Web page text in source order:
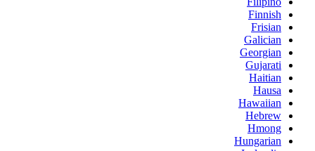
Finnish
Frisian
Galician
Georgian
Gujarati
Haitian
Hausa
Hawaiian
Hebrew
Hmong
Hungarian